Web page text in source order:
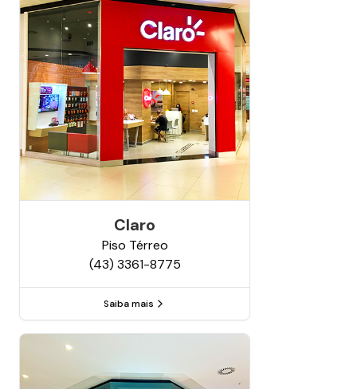
Claro
Piso Térreo
(43) 3361-8775
Saiba mais